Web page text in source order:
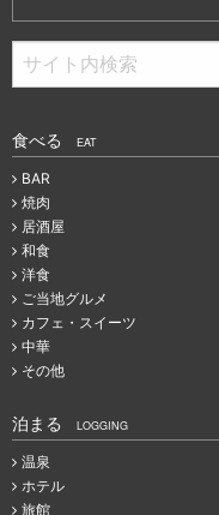
食べる EAT
BAR
焼肉
居酒屋
和食
洋食
ご当地グルメ
カフェ・スイーツ
中華
その他
泊まる LOGGING
温泉
ホテル
旅館